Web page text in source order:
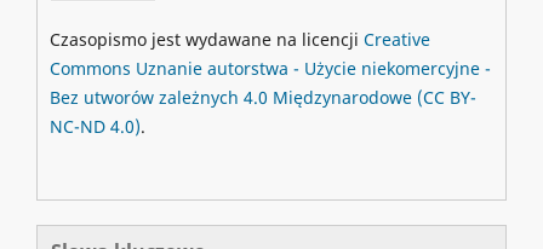
Czasopismo jest wydawane na licencji Creative
Commons Uznanie autorstwa - Użycie niekomercyjne -
Bez utworów zależnych 4.0 Międzynarodowe (CC BY-
NC-ND 4.0).